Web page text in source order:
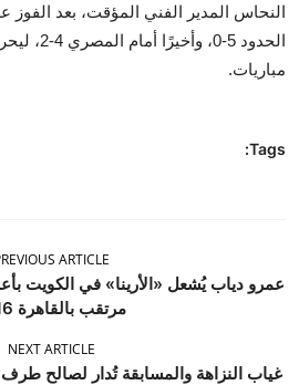
مباريات.
Tags:
ARTICLE
عمرو دياب يُشعل «الأرينا» في الكويت
مرتقب بالقاهرة 16 ...
NEXT ARTICLE
غياب النزاهة والمسابقة تُدار لصالح